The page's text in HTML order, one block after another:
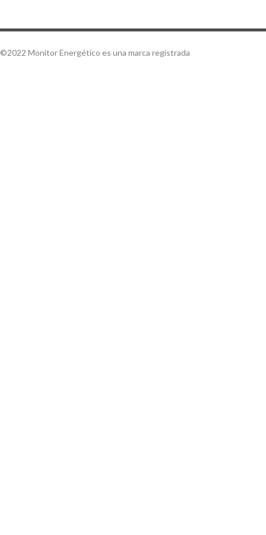
©2022 Monitor Energético es una marca registrada